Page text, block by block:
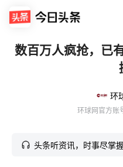
数百万人疯抢，已
环
环球网官方账
头条听资讯，时事尽掌握